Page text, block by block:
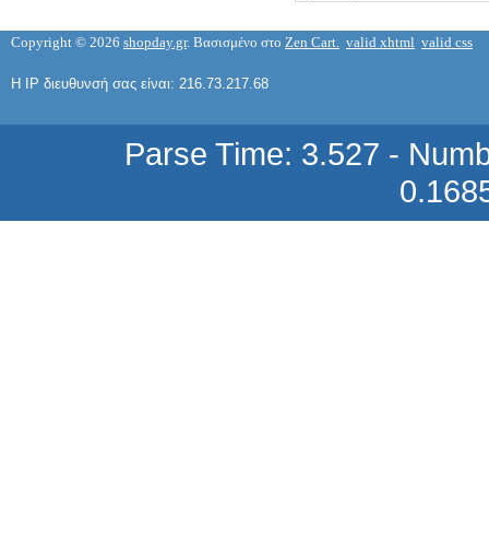
8,93 €
Copyright © 2026 shopday.gr. Βασισμένο στο Zen Cart. valid xhtml valid css
Η IP διευθυνσή σας είναι: 216.73.217.68
Parse Time: 3.527 -